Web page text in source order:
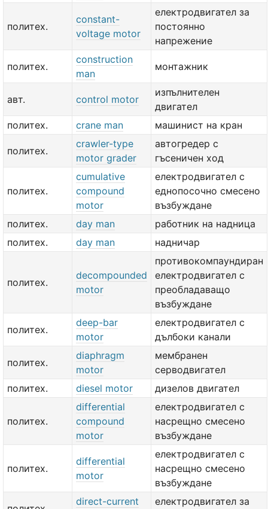
политех.
constant-
voltage motor
електродвигател за
постоянно
напрежение
политех.
construction
man
монтажник
авт. control motor
изпълнителен
двигател
политех.
crane man машинист на кран
политех.
crawler-type
motor grader
автогредер с
гъсеничен ход
политех.
cumulative
compound
motor
електродвигател с
еднопосочно смесено
възбуждане
политех.
day man
работник на надница
политех.
day man надничар
политех.
decompounded
motor
противокомпаундиран
електродвигател с
преобладаващо
възбуждане
политех.
deep-bar
motor
електродвигател с
дълбоки канали
политех.
diaphragm
motor
мембранен
серводвигател
политех.
diesel motor дизелов двигател
политех.
differential
compound
motor
електродвигател с
насрещно смесено
възбуждане
политех.
differential
motor
електродвигател с
насрещно смесено
възбуждане
direct-current електродвигател за